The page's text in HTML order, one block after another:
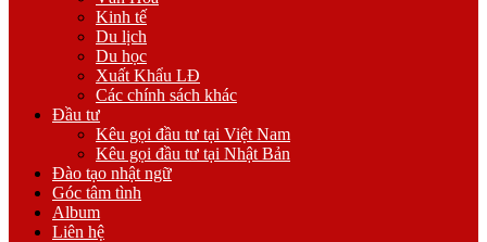
Kinh tế
Du lịch
Du học
Xuất Khẩu LĐ
Các chính sách khác
Đầu tư
Kêu gọi đầu tư tại Việt Nam
Kêu gọi đầu tư tại Nhật Bản
Đào tạo nhật ngữ
Góc tâm tình
Album
Liên hệ